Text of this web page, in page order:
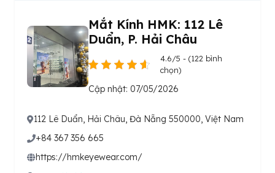
Mắt Kính HMK: 112 Lê
Duẩn, P. Hải Châu
4.6/5 - (122 bình
chọn)
Cập nhật: 07/05/2026
112 Lê Duẩn, Hải Châu, Đà Nẵng 550000, Việt Nam
+84 367 356 665
https://hmkeyewear.com/